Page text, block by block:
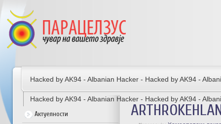
Hacked by AK94 - Albanian Hacker - Hacked by AK94 -
Hacked by AK94 - Albanian Hacker - Hacked by AK94 -
Актуелности